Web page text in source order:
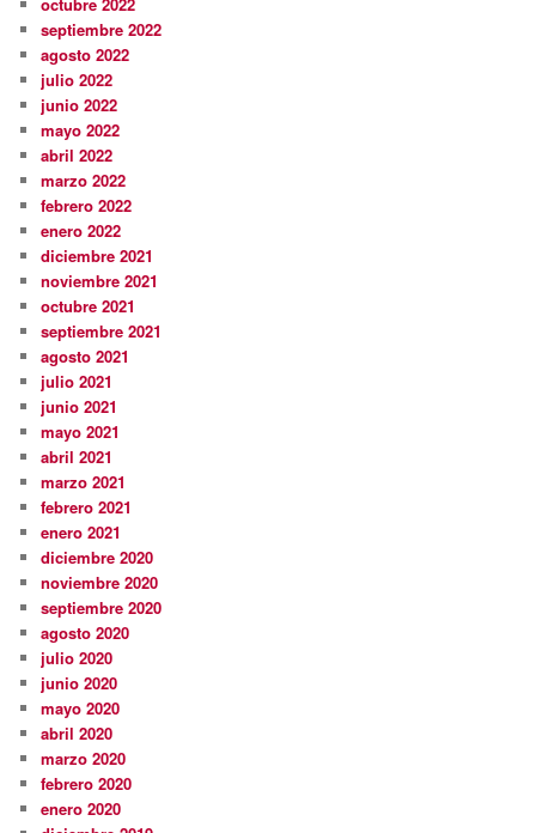
septiembre 2022
agosto 2022
julio 2022
junio 2022
mayo 2022
abril 2022
marzo 2022
febrero 2022
enero 2022
diciembre 2021
noviembre 2021
octubre 2021
septiembre 2021
agosto 2021
julio 2021
junio 2021
mayo 2021
abril 2021
marzo 2021
febrero 2021
enero 2021
diciembre 2020
noviembre 2020
septiembre 2020
agosto 2020
julio 2020
junio 2020
mayo 2020
abril 2020
marzo 2020
febrero 2020
enero 2020